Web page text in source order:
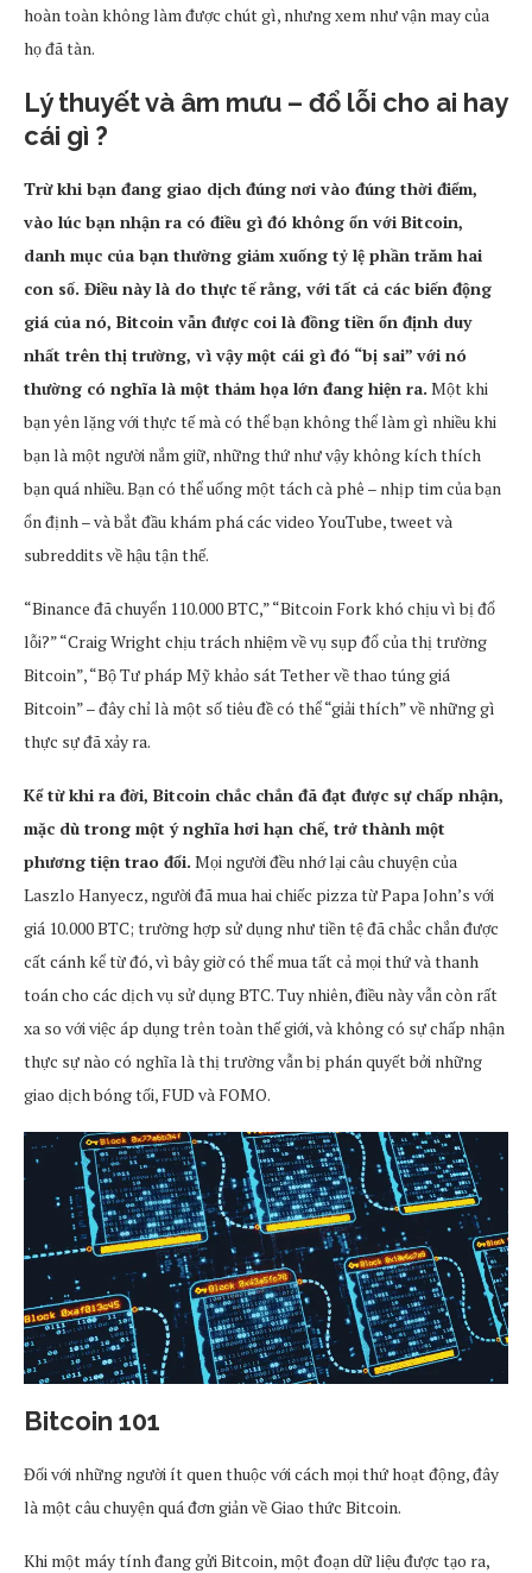
hoàn toàn không làm được chút gì, nhưng xem như vận may của
họ đã tàn.
Lý thuyết và âm mưu – đổ lỗi cho ai hay
cái gì ?
Trừ khi bạn đang giao dịch đúng nơi vào đúng thời điểm,
vào lúc bạn nhận ra có điều gì đó không ổn với Bitcoin,
danh mục của bạn thường giảm xuống tỷ lệ phần trăm hai
con số. Điều này là do thực tế rằng, với tất cả các biến động
giá của nó, Bitcoin vẫn được coi là đồng tiền ổn định duy
nhất trên thị trường, vì vậy một cái gì đó “bị sai” với nó
thường có nghĩa là một thảm họa lớn đang hiện ra. Một khi
bạn yên lặng với thực tế mà có thể bạn không thể làm gì nhiều khi
bạn là một người nắm giữ, những thứ như vậy không kích thích
bạn quá nhiều. Bạn có thể uống một tách cà phê – nhịp tim của bạn
ổn định – và bắt đầu khám phá các video YouTube, tweet và
subreddits về hậu tận thế.
“Binance đã chuyển 110.000 BTC,” “Bitcoin Fork khó chịu vì bị đổ
lỗi?” “Craig Wright chịu trách nhiệm về vụ sụp đổ của thị trường
Bitcoin”, “Bộ Tư pháp Mỹ khảo sát Tether về thao túng giá
Bitcoin” – đây chỉ là một số tiêu đề có thể “giải thích” về những gì
thực sự đã xảy ra.
Kể từ khi ra đời, Bitcoin chắc chắn đã đạt được sự chấp nhận,
mặc dù trong một ý nghĩa hơi hạn chế, trở thành một
phương tiện trao đổi. Mọi người đều nhớ lại câu chuyện của
Laszlo Hanyecz, người đã mua hai chiếc pizza từ Papa John’s với
giá 10.000 BTC; trường hợp sử dụng như tiền tệ đã chắc chắn được
cất cánh kể từ đó, vì bây giờ có thể mua tất cả mọi thứ và thanh
toán cho các dịch vụ sử dụng BTC. Tuy nhiên, điều này vẫn còn rất
xa so với việc áp dụng trên toàn thế giới, và không có sự chấp nhận
thực sự nào có nghĩa là thị trường vẫn bị phán quyết bởi những
giao dịch bóng tối, FUD và FOMO.
Bitcoin 101
Đối với những người ít quen thuộc với cách mọi thứ hoạt động, đây
là một câu chuyện quá đơn giản về Giao thức Bitcoin.
Khi một máy tính đang gửi Bitcoin, một đoạn dữ liệu được tạo ra,